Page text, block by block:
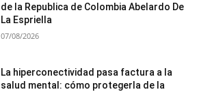
de la Republica de Colombia Abelardo De
La Espriella
07/08/2026
La hiperconectividad pasa factura a la
salud mental: cómo protegerla de la